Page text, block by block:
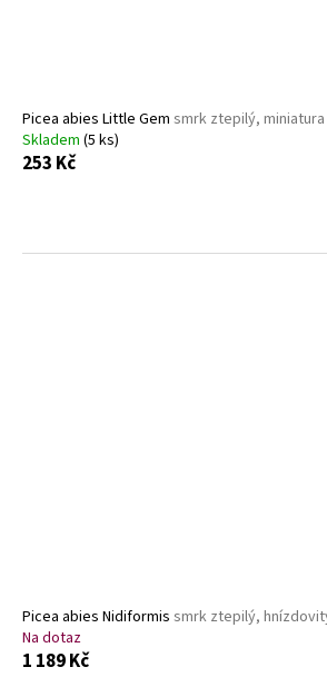
Picea abies Little Gem smrk ztepilý, miniatura
Skladem (5 ks)
253 Kč
Picea abies Nidiformis smrk ztepilý,
Na dotaz
1 189 Kč